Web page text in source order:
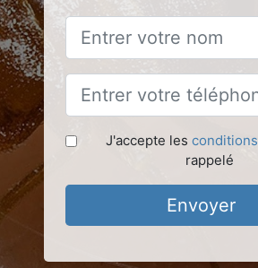
J'accepte les conditions
rappelé
Envoyer